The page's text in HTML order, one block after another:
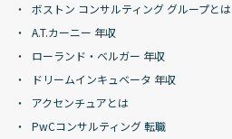
ボストン コンサルティング グループとは
A.T.カーニー 年収
ローランド・ベルガー 年収
ドリームインキュベータ 年収
アクセンチュアとは
PwCコンサルティング 転職